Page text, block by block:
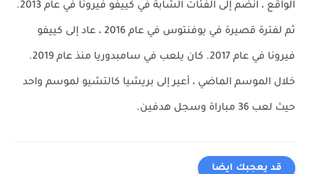
الواقع ، انضم إلى الفئات الشابة في كييفو فيرونا في عام 2013.
ثم لفترة قصيرة في يوفنتوس في عام 2016 ، عاد إلى كييفو
فيرونا في عام 2017. كان يلعب في سامبدوريا منذ عام 2019.
خلال الموسم الماضي ، أعير إلى بريشيا كالتشيو لموسم واحد
حيث لعب 36 مباراة وسجل هدفين.
قد يعجبك ايضا